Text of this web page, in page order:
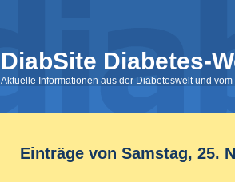
DiabSite Diabetes-
Aktuelle Informationen aus der Diabeteswelt und
Einträge von Samstag, 25.